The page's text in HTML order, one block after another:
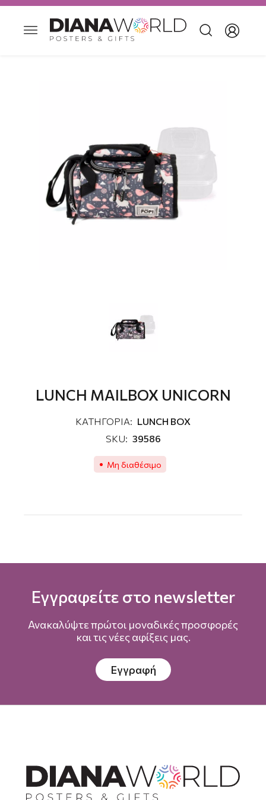
LUNCH MAILBOX UNICORN
ΚΑΤΗΓΟΡΙΑ: LUNCH BOX
SKU: 39586
Μη διαθέσιμο
Εγγραφείτε στο newsletter
Ανακαλύψτε πρώτοι μοναδικές προσφορές
και τις νέες αφίξεις μας.
Εγγραφή